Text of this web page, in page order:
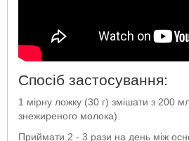
Спосіб застосування:
1 мірну ложку (30 г) змішати з 200
знежиреного молока).
Приймати 2 - 3 рази на день між